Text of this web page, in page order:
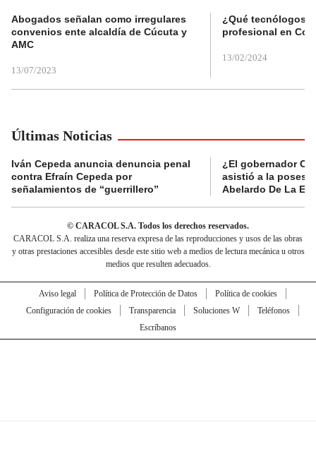
Abogados señalan como irregulares
convenios ente alcaldía de Cúcuta y
AMC
13/07/2023
¿Qué tecnólogos
profesional en
13/02/2024
Últimas Noticias
Iván Cepeda anuncia denuncia penal
contra Efraín Cepeda por
señalamientos de “guerrillero”
¿El gobernador
asistió a la
Abelardo De La
© CARACOL S.A. Todos los derechos reservados.
CARACOL S.A. realiza una reserva expresa de las reproducciones y usos de las obras
y otras prestaciones accesibles desde este sitio web a medios de lectura mecánica u otros
medios que resulten adecuados.
Aviso legal Política de Protección de Datos
Política de cookies
Configuración de cookies
Transparencia Soluciones W
Teléfonos
Escríbanos